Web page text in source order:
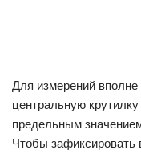
Для измерений
центральную
предельным
Чтобы зафиксировать